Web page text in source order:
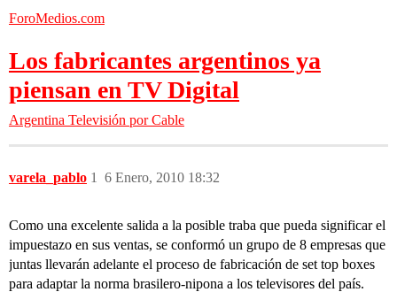
ForoMedios.com
Los fabricantes argentinos ya
piensan en TV Digital
Argentina Televisión por Cable
varela_pablo 6 Enero, 2010 18:32
1
Como una excelente salida a la posible traba que pueda significar el
impuestazo en sus ventas, se conformó un grupo de 8 empresas que
juntas llevarán adelante el proceso de fabricación de set top boxes
para adaptar la norma brasilero-nipona a los televisores del país.